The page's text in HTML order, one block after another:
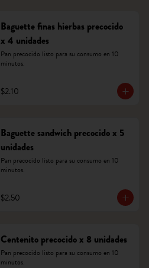
Baguette finas hierbas precocido
x 4 unidades
Pan precocido listo para su consumo en 10
minutos.
$2.10
Baguette sandwich precocido x 5
unidades
Pan precocido listo para su consumo en 10
minutos.
$2.50
Centenito precocido x 8 unidades
Pan precocido listo para su consumo en 10
minutos.